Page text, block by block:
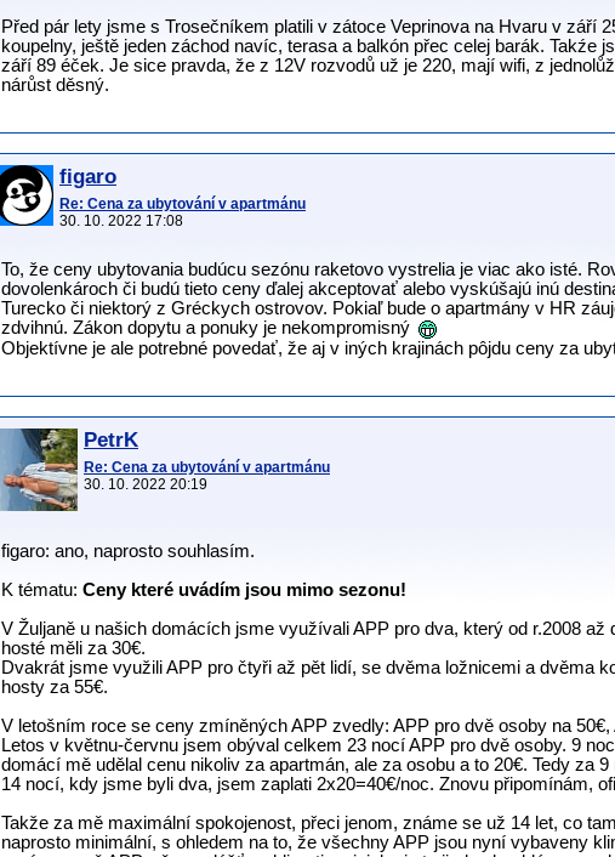
Před pár lety jsme s Trosečníkem platili v zátoce Veprinova na Hvaru v září
koupelny, ještě jeden záchod navíc, terasa a balkón přec celej barák. Takźe
září 89 éček. Je sice pravda, že z 12V rozvodů už je 220, mají wifi, z
nárůst děsný.
figaro
Re: Cena za ubytování v apartmánu
30. 10. 2022 17:08
To, že ceny ubytovania budúcu sezónu raketovo vystrelia je viac ako isté.
dovolenkároch či budú tieto ceny ďalej akceptovať alebo vyskúšajú inú
Turecko či niektorý z Gréckych ostrovov. Pokiaľ bude o apartmány v HR
zdvihnú. Zákon dopytu a ponuky je nekompromisný
Objektívne je ale potrebné povedať, že aj v iných krajinách pôjdu ceny za
PetrK
Re: Cena za ubytování v apartmánu
30. 10. 2022 20:19
figaro: ano, naprosto souhlasím.
K tématu: Ceny které uvádím jsou mimo sezonu!
V Žuljaně u našich domácích jsme využívali APP pro dva, který od r.2008
hosté měli za 30€.
Dvakrát jsme využili APP pro čtyři až pět lidí, se dvěma ložnicemi a dvěma
hosty za 55€.
V letošním roce se ceny zmíněných APP zvedly: APP pro dvě osoby na
Letos v květnu-červnu jsem obýval celkem 23 nocí APP pro dvě osoby. 9
domácí mě udělal cenu nikoliv za apartmán, ale za osobu a to 20€. Tedy za
14 nocí, kdy jsme byli dva, jsem zaplati 2x20=40€/noc. Znovu připomínám,
Takže za mě maximální spokojenost, přeci jenom, známe se už 14 let, co
naprosto minimální, s ohledem na to, že všechny APP jsou nyní vybaveny